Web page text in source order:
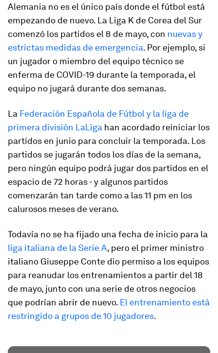
Alemania no es el único país donde el fútbol está
empezando de nuevo. La Liga K de Corea del Sur
comenzó los partidos el 8 de mayo, con nuevas y
estrictas medidas de emergencia. Por ejemplo, si
un jugador o miembro del equipo técnico se
enferma de COVID-19 durante la temporada, el
equipo no jugará durante dos semanas.
La Federación Española de Fútbol y la liga de
primera división LaLiga han acordado reiniciar los
partidos en junio para concluir la temporada. Los
partidos se jugarán todos los días de la semana,
pero ningún equipo podrá jugar dos partidos en el
espacio de 72 horas - y algunos partidos
comenzarán tan tarde como a las 11 pm en los
calurosos meses de verano.
Todavía no se ha fijado una fecha de inicio para la
liga italiana de la Serie A, pero el primer ministro
italiano Giuseppe Conte dio permiso a los equipos
para reanudar los entrenamientos a partir del 18
de mayo, junto con una serie de otros negocios
que podrían abrir de nuevo. El entrenamiento está
restringido a grupos de 10 jugadores.